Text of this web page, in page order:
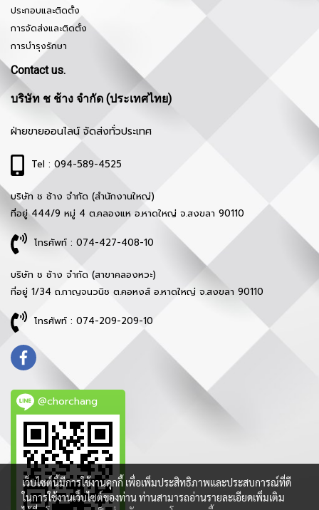
ประกอบและติดตั้ง
การจัดส่งและติดตั้ง
การบำรุงรักษา
Contact us.
บริษัท ช ช้าง จำกัด (ประเทศไทย)
ฝ่ายขายออนไลน์ จัดส่งทั่วประเทศ
Tel : 094-589-4525
บริษัท ช ช้าง จำกัด (สำนักงานใหญ่)
ที่อยู่ 444/9 หมู่ 4 ต.คลองแห อ.หาดใหญ่ จ.สงขลา 90110
โทรศัพท์ : 074-427-408-10
บริษัท ช ช้าง จำกัด (สาขาคลองหวะ)
ที่อยู่ 1/34 ถ.กาญจนวนิช ต.คอหงส์ อ.หาดใหญ่ จ.สงขลา 90110
โทรศัพท์ : 074-209-209-10
@chorchang
เว็บไซต์นี้มีการใช้งานคุกกี้ เพื่อเพิ่มประสิทธิภาพและประสบการณ์ที่ดี
ในการใช้งานเว็บไซต์ของท่าน ท่านสามารถอ่านรายละเอียดเพิ่มเติม